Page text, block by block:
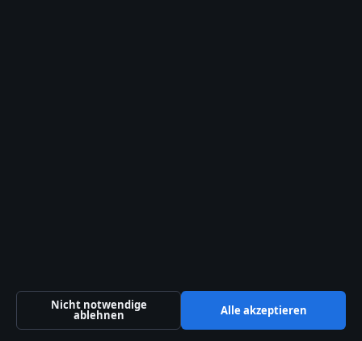
Glücksbur
g: Zimmer,
Preise &
Nicht notwendige
ablehnen Alle akzeptieren